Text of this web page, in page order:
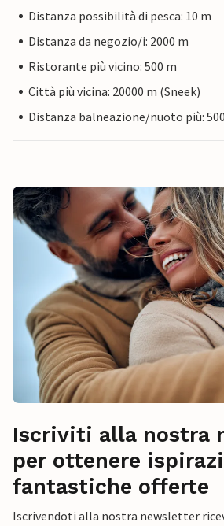
Distanza possibilità di pesca: 10 m
Distanza da negozio/i: 2000 m
Ristorante più vicino: 500 m
Città più vicina: 20000 m (Sneek)
Distanza balneazione/nuoto più:
Iscriviti alla nostra
per ottenere
fantastiche offerte
Iscrivendoti alla nostra newsletter